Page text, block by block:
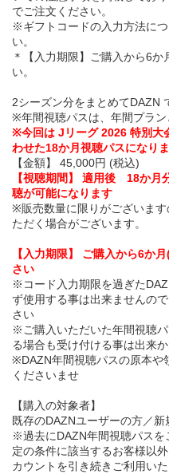
でご注文ください。
※ギフトコードの入力方法に
い。
＊【入力期限】ご購入から6
い。
2シーズン分をまとめてDAZN
※年間視聴パスは、年間プラン
※今回は Jリーグ 2026 特別大
わせた18か月視聴パスになりま
【金額】 45,000円 (税込)
【視聴期間】 適用後 18か月
聴が可能になります
※販売数量に限りがございま
ただく場合がございます。
【入力期限】 ご購入から6
さい
※コード入力期限を過ぎた
ず使用する事は出来ませんの
さい
※ご購入いただいた年間視聴
る場合も受け付ける事は出来
※DAZN年間視聴パスの原本や
くださいませ
【購入の対象者】
既存のDAZNユーザーの方／
※過去にDAZN年間視聴パスを
定の条件に該当するお客様以
カウントを引き続きご利用い